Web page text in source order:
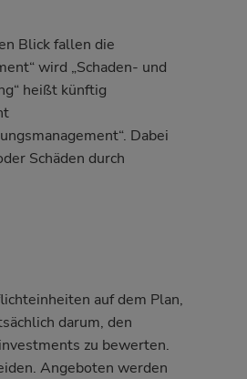
Blick fallen die
wird „Schaden- und
heißt künftig
Dabei
Schäden durch
auf dem Plan,
darum, den
zu bewerten.
Angeboten werden